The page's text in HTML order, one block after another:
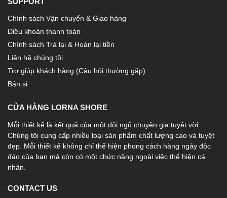
Chính sách Vận chuyển & Giao hàng
Điều khoản thanh toán
Chính sách Trả lại & Hoàn lại tiền
Liên hệ chúng tôi
Trợ giúp khách hàng (Câu hỏi thường gặp)
Bán sỉ
CỬA HÀNG LORNA SHORE
Mỗi thiết kế là kết quả của một đội ngũ chuyên gia tuyệt vời.
Chúng tôi cung cấp nhiều loại sản phẩm chất lượng cao và tuyệt
đẹp. Mỗi thiết kế không chỉ thể hiện phong cách hàng ngày độc
đáo của bạn mà còn có một chức năng ngoài việc thể hiện cá
nhân.
CONTACT US